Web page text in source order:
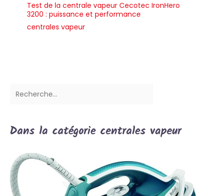
Test de la centrale vapeur Cecotec IronHero
3200 : puissance et performance
centrales vapeur
Dans la catégorie centrales vapeur